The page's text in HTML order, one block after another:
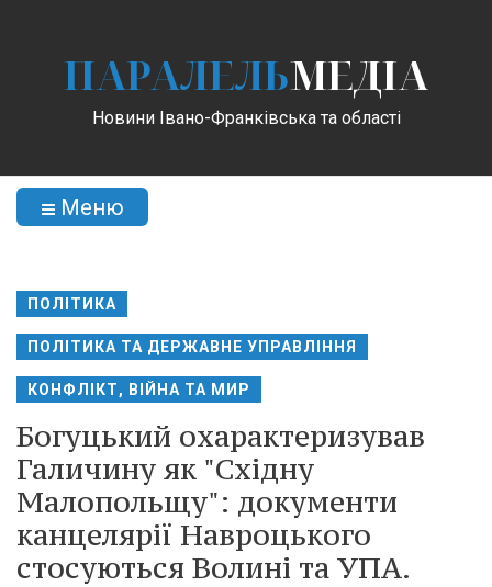
ПАРАЛЕЛЬМЕДІА
Новини Івано-Франківська та області
Меню
ПОЛІТИКА
ПОЛІТИКА ТА ДЕРЖАВНЕ УПРАВЛІННЯ
КОНФЛІКТ, ВІЙНА ТА МИР
Богуцький охарактеризував
Галичину як "Східну
Малопольщу": документи
канцелярії Навроцького
стосуються Волині та УПА.